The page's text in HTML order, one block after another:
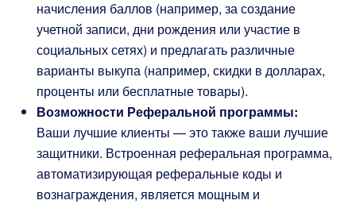
начисления баллов (например, за создание
учетной записи, дни рождения или участие в
социальных сетях) и предлагать различные
варианты выкупа (например, скидки в долларах,
проценты или бесплатные товары).
Возможности Реферальной программы:
Ваши лучшие клиенты — это также ваши лучшие
защитники. Встроенная реферальная программа,
автоматизирующая реферальные коды и
вознаграждения, является мощным и